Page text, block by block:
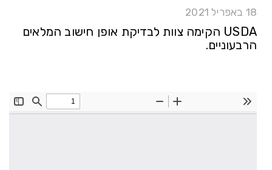
18 באפריל 2021
USDA הקימה צוות לבדיקת אופן חישוב המלאים
הרבעוניים.